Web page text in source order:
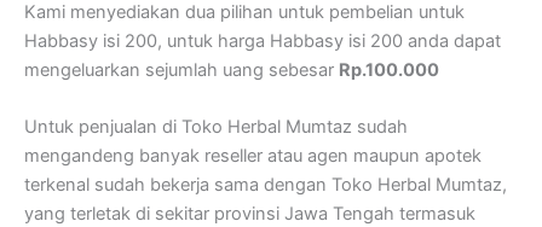
Kami menyediakan dua pilihan untuk pembelian untuk
Habbasy isi 200, untuk harga Habbasy isi 200 anda dapat
mengeluarkan sejumlah uang sebesar Rp.100.000
Untuk penjualan di Toko Herbal Mumtaz sudah
mengandeng banyak reseller atau agen maupun apotek
terkenal sudah bekerja sama dengan Toko Herbal Mumtaz,
yang terletak di sekitar provinsi Jawa Tengah termasuk